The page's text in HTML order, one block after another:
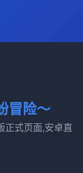
冒险～
正式页面,安卓直